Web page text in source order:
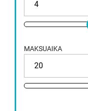
MAKSUAIKA